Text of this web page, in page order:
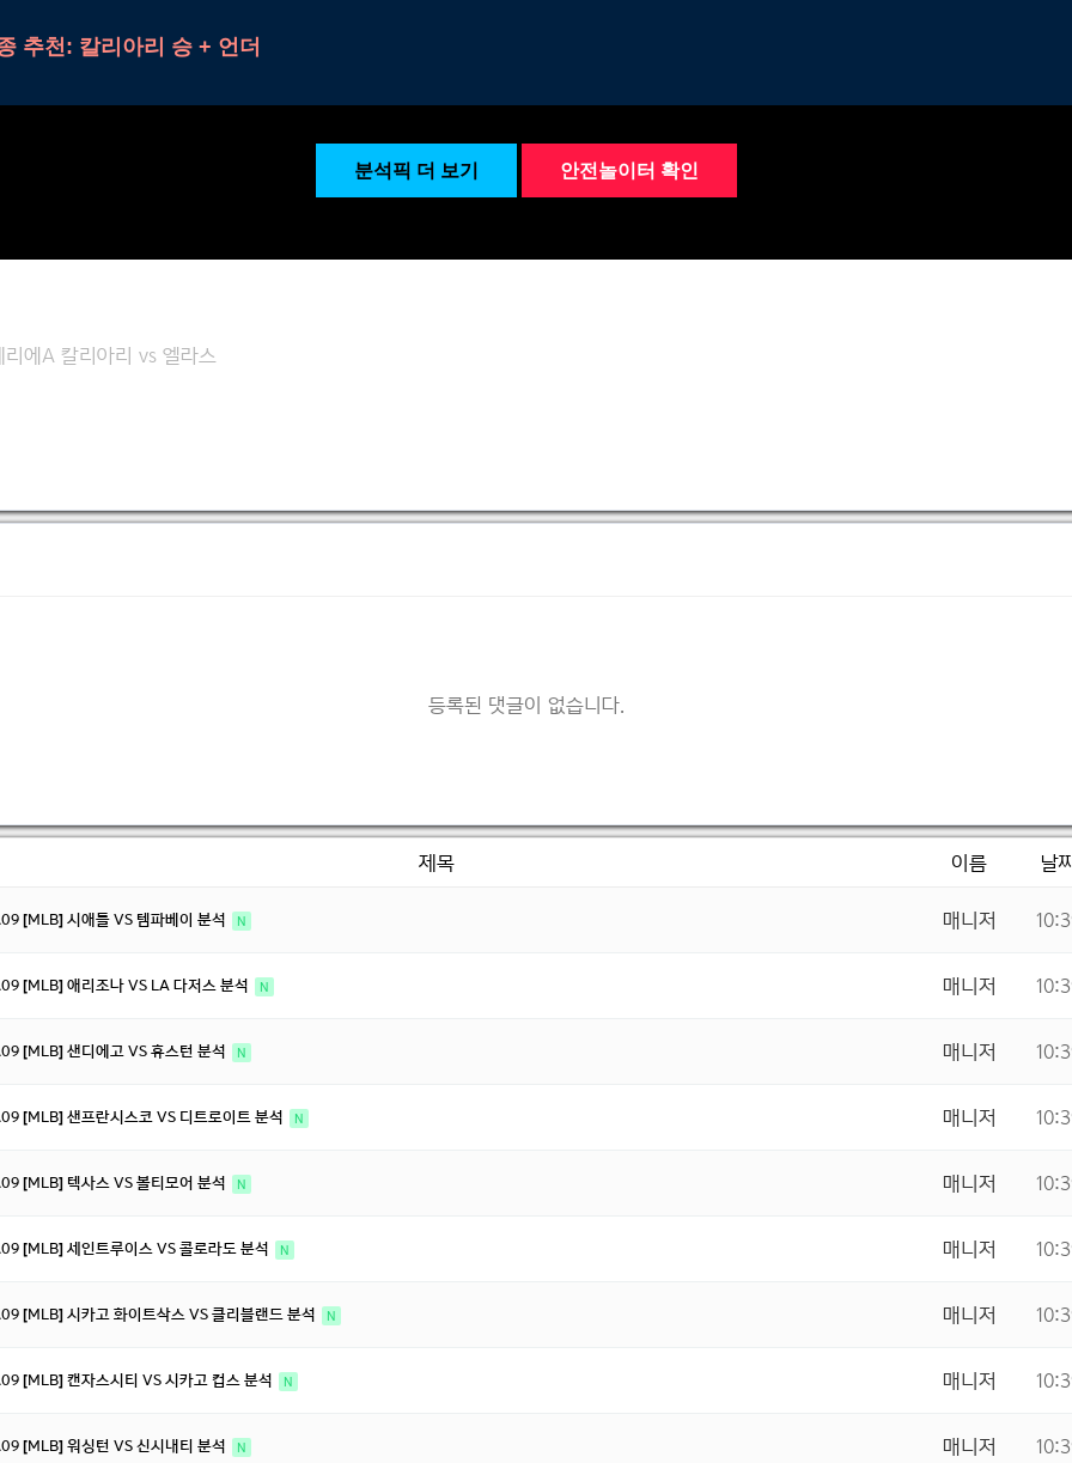
추천: 칼리아리 승 + 언더
분석픽 더 보기 안전놀이터 확인
리에A 칼리아리 vs 엘라스
등록된 댓글이 없습니다.
제목 이름 날
[MLB] 시애틀 VS 템파베이 분석 N 매니저
[MLB] 애리조나 VS LA 다저스 분석 N 매니저
[MLB] 샌디에고 VS 휴스턴 분석 N 매니저
[MLB] 샌프란시스코 VS 디트로이트 분석 N 매니저
[MLB] 텍사스 VS 볼티모어 분석 N 매니저
[MLB] 세인트루이스 VS 콜로라도 분석 N 매니저
[MLB] 시카고 화이트삭스 VS 클리블랜드 분석 N 매니저
[MLB] 캔자스시티 VS 시카고 컵스 분석 N 매니저
[MLB] 워싱턴 VS 신시내티 분석 N 매니저